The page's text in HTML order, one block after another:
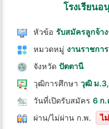
โรงเรียน
หัวข้อ รับสมัครลูกจ้า
หมวดหมู่ งานราชการ
จังหวัด ปัตตานี
วุฒิการศึกษา วุฒิ ม
วันที่เปิดรับสมัคร 6 ก
ผ่าน/ไม่ผ่าน ก.พ.
ไ